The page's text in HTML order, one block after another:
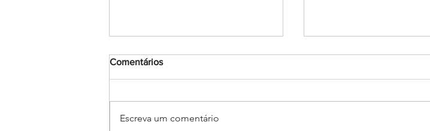
Comentários
Escreva um comentário